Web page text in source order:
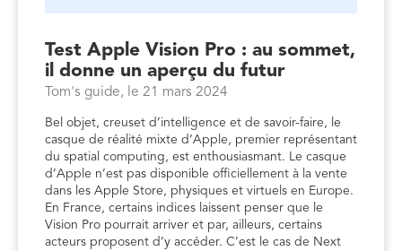
Test Apple Vision Pro : au sommet,
il donne un aperçu du futur
Tom's guide, le 21 mars 2024
Bel objet, creuset d’intelligence et de savoir-faire, le
casque de réalité mixte d’Apple, premier représentant
du spatial computing, est enthousiasmant. Le casque
d’Apple n’est pas disponible officiellement à la vente
dans les Apple Store, physiques et virtuels en Europe.
En France, certains indices laissent penser que le
Vision Pro pourrait arriver et par, ailleurs, certains
acteurs proposent d’y accéder. C’est le cas de Next